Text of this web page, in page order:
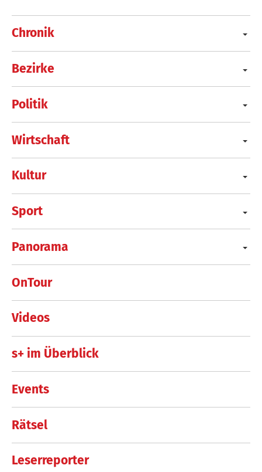
Chronik
Bezirke
Politik
Wirtschaft
Kultur
Sport
Panorama
OnTour
Videos
s+ im Überblick
Events
Rätsel
Leserreporter